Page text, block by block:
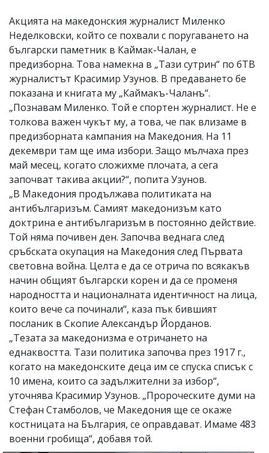
Акцията на македонския журналист Миленко
Неделковски, който се похвали с поругаването на
български паметник в Каймак-Чалан, е
предизборна. Това намекна в „Тази сутрин“ по бТВ
журналистът Красимир Узунов. В предаването бе
показана и книгата му „Каймакъ-Чаланъ“.
„Познавам Миленко. Той е спортен журналист. Не е
толкова важен чукът му, а това, че пак влизаме в
предизборната кампания на Македония. На 11
декември там ще има избори. Защо мълчаха през
май месец, когато сложихме плочата, а сега
започват такива акции?“, попита Узунов.
„В Македония продължава политиката на
антибългаризъм. Самият македонизъм като
доктрина е антибългаризъм в постоянно действие.
Той няма почивен ден. Започва веднага след
сръбската окупация на Македония след Първата
световна война. Целта е да се отрича по всякакъв
начин общият български корен и да се променя
народността и националната идентичност на лица,
които вече са починали“, каза пък бившият
посланик в Скопие Александър Йорданов.
„Тезата за македонизма е отричането на
еднаквостта. Тази политика започва през 1917 г.,
когато на македонските деца им се спуска списък с
10 имена, които са задължителни за избор“,
уточнява Красимир Узунов. „Пророческите думи на
Стефан Стамболов, че Македония ще се окаже
костницата на България, се оправдават. Имаме 483
военни гробища“, добавя той.